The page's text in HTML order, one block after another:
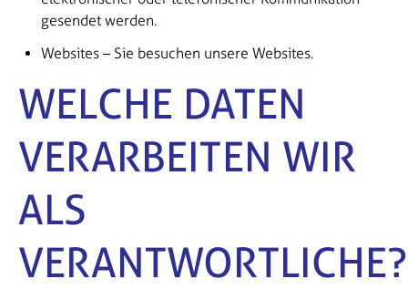
gesendet werden.
Websites – Sie besuchen unsere Websites.
WELCHE DATEN
VERARBEITEN WIR
ALS
VERANTWORTLICHE?